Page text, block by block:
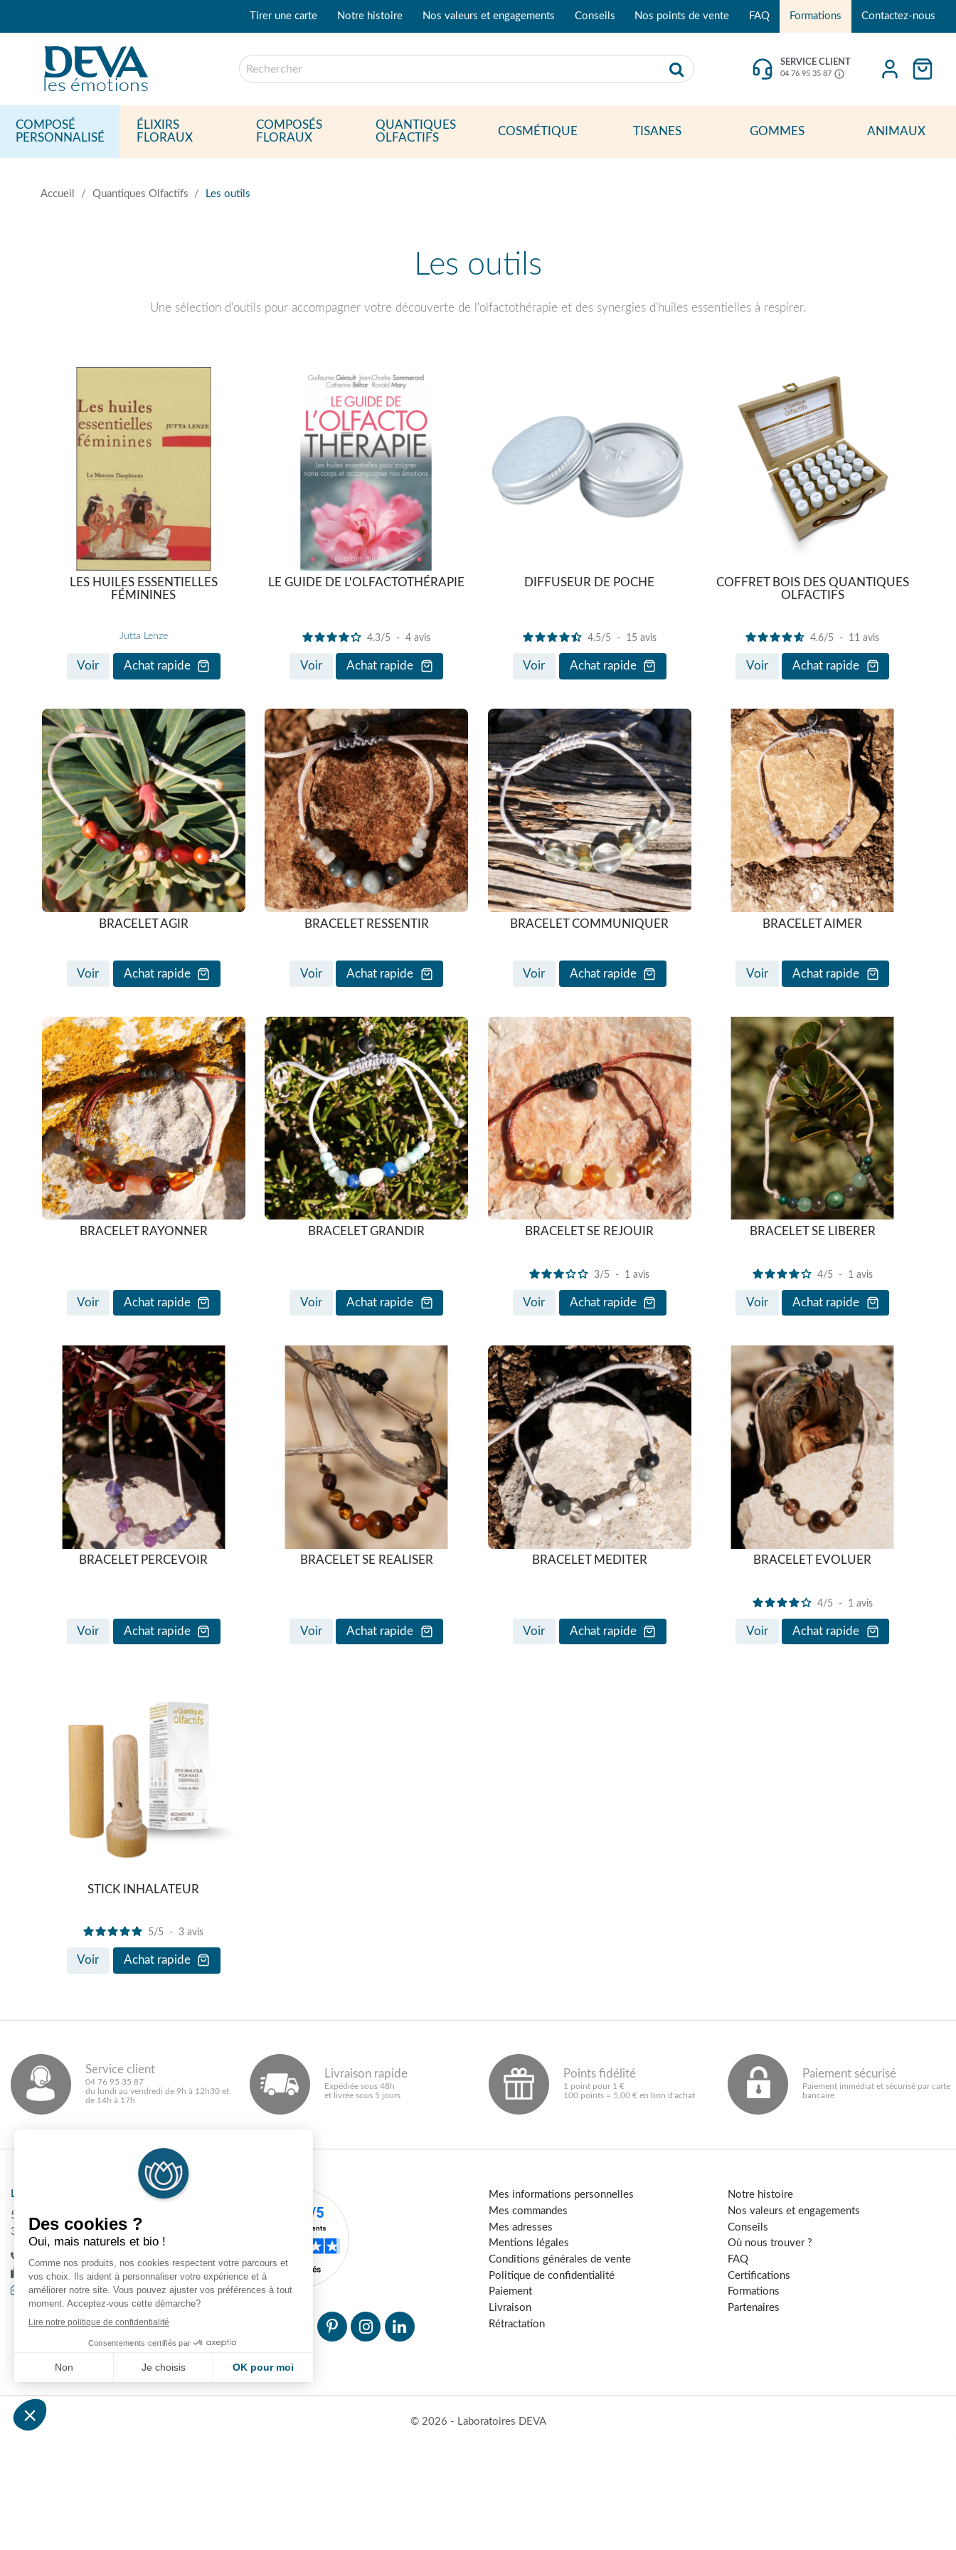
Contactez-nous
Formations
FAQ
Nos points de vente
Conseils
Nos valeurs et engagements
Notre histoire
Tirer une carte
SERVICE CLIENT
04 76 95 35 87
COMPOSÉ
PERSONNALISÉ
ÉLIXIRS
FLORAUX
COMPOSÉS
FLORAUX
QUANTIQUES
OLFACTIFS
COSMÉTIQUE TISANES GOMMES ANIMAUX
Accueil Quantiques Olfactifs Les outils
Les outils
Une sélection d'outils pour accompagner votre découverte de l'olfactothérapie et des synergies d'huiles essentielles à respirer.
LES HUILES ESSENTIELLES
FÉMININES
Jutta Lenze
Voir Achat rapide
LE GUIDE DE L'OLFACTOTHÉRAPIE
4.3/5 - 4avis
Voir Achat rapide
DIFFUSEUR DE POCHE
4.5/5 - 15 avis
Voir Achat rapide
COFFRET BOIS DES QUANTIQUES
OLFACTIFS
4.6/5 - 11avis
Voir Achat rapide
BRACELET AGIR
Voir Achat rapide
BRACELET RESSENTIR
Voir Achat rapide
BRACELET COMMUNIQUER
Voir Achat rapide
BRACELET AIMER
Voir Achat rapide
BRACELET RAYONNER
Voir Achat rapide
BRACELET GRANDIR
Voir Achat rapide
BRACELET SE REJOUIR
3/5 - 1avis
Voir Achat rapide
BRACELET SE LIBERER
4/5 - 1 avis
Voir Achat rapide
BRACELET PERCEVOIR
Voir Achat rapide
BRACELET SE REALISER
Voir Achat rapide
BRACELET MEDITER
Voir Achat rapide
BRACELET EVOLUER
4/5 - 1 avis
Voir Achat rapide
STICK INHALATEUR
5/5 - 3avis
Voir Achat rapide
Service client
04 76 95 35 87
du lundi au vendredi de 9h à 12h30 et
de 14h à 17h
Livraison rapide
Expédiée sous 48h
et livrée sous 5 jours
Points fidélité
1 point pour 1 €
100 points = 5,00 € en bon d'achat
Paiement sécurisé
Paiement immédiat et sécurisé par carte
bancaire
Laboratoire DEVA
540 Route de Méaudre CS 50104
38880 Autrans
+33 (0)4 76 95 35 87
+33 (0)4 76 95 37 02
Contactez-nous
Mes informations personnelles
Mes commandes
Mes adresses
Mentions légales
Conditions générales de vente
Politique de confidentialité
Paiement
Livraison
Rétractation
Notre histoire
Nos valeurs et engagements
Conseils
Où nous trouver ?
FAQ
Certifications
Formations
Partenaires
© 2026 - Laboratoires DEVA